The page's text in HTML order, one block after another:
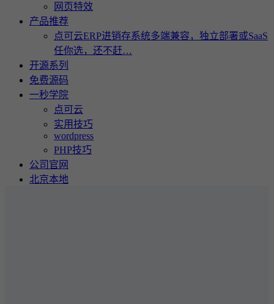
网页特效
产品推荐
点可云ERP进销存系统多端兼容，独立部署或SaaS
任你选，还不赶…
开源系列
免费源码
一秒学院
点可云
实用技巧
wordpress
PHP技巧
公司官网
北京本地